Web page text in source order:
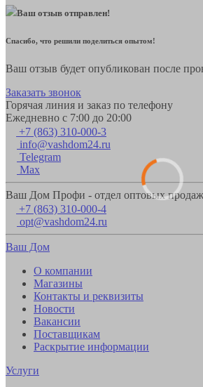
Ваш отзыв отправлен!
Спасибо, что решили поделиться опытом!
Ваш отзыв будет опубликован после
Заказать звонок
Горячая линия и заказ по телефону
Ежедневно с 7:00 до 20:00
+7 (863) 310-000-3
info@vashdom24.ru
Telegram
Max
Ваш Дом Профи - отдел оптовых продаж
+7 (863) 310-000-4
opt@vashdom24.ru
Ваш Дом
О компании
Магазины
Контакты и реквизиты
Новости
Вакансии
Поставщикам
Раскрытие информации
Услуги